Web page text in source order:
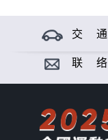
交 通
联 络